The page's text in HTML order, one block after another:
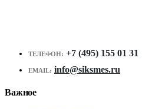
ТЕЛЕФОН: +7 (495) 155 01 31
EMAIL: info@siksmes.ru
Важное